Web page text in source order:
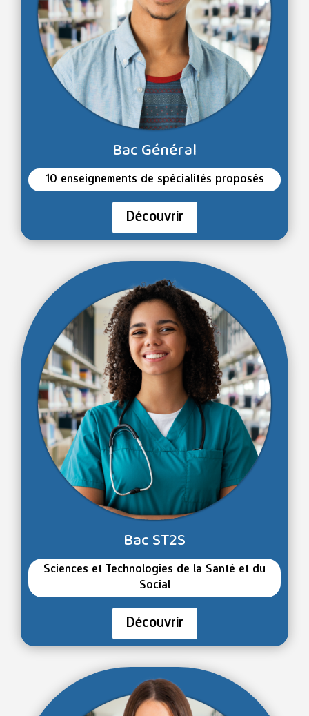
Bac Général
10 enseignements de spécialités proposés
Découvrir
Bac ST2S
Sciences et Technologies de la Santé et du
Social
Découvrir